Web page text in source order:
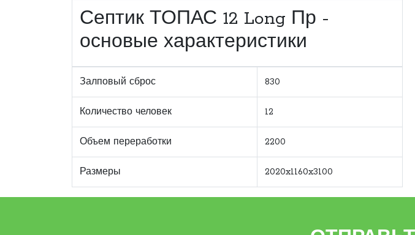
Септик ТОПАС 12 Long Пр -
основые характеристики
Залповый сброс 830
Количество человек 12
Объем переработки 2200
Размеры 2020x1160x3100